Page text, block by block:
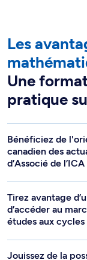
Les
Une
pratique
Bénéficiez de
canadien des
d’Associé de l’ICA
Tirez avantage
d’accéder au
études aux
Jouissez de la